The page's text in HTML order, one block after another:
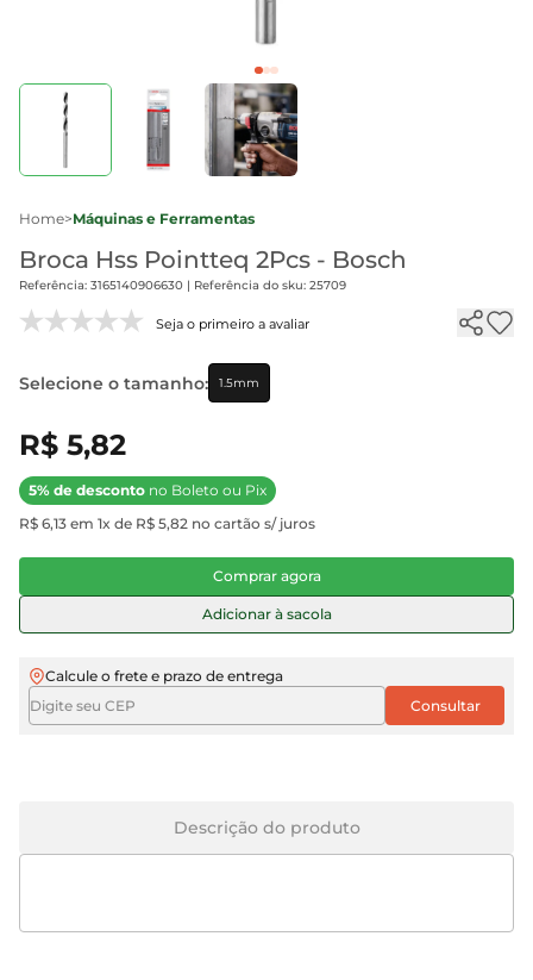
Home>Máquinas e Ferramentas
Broca Hss Pointteq 2Pcs - Bosch
Referência: 3165140906630 | Referência do sku: 25709
Seja o primeiro a avaliar
Selecione o tamanho: 1.5mm
R$ 5,82
5% de desconto no Boleto ou Pix
R$ 6,13 em 1x de R$ 5,82 no cartão s/ juros
Comprar agora
Adicionar à sacola
Calcule o frete e prazo de entrega
Descrição do produto